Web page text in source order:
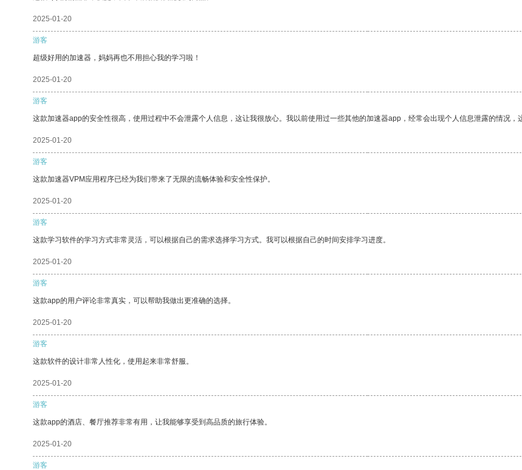
2025-01-20
游客
超级好用的加速器，妈妈再也不用担心我的学习啦！
2025-01-20
游客
这款加速器app的安全性很高，使用过程中不会泄露个人信息，这让我很放心。我以前使用过一些其他的加速器app，经常会出现个人信息泄露的情况，
2025-01-20
游客
这款加速器VPM应用程序已经为我们带来了无限的流畅体验和安全性保护。
2025-01-20
游客
这款学习软件的学习方式非常灵活，可以根据自己的需求选择学习方式。我可以根据自己的时间安排学习进度。
2025-01-20
游客
这款app的用户评论非常真实，可以帮助我做出更准确的选择。
2025-01-20
游客
这款软件的设计非常人性化，使用起来非常舒服。
2025-01-20
游客
这款app的酒店、餐厅推荐非常有用，让我能够享受到高品质的旅行体验。
2025-01-20
游客